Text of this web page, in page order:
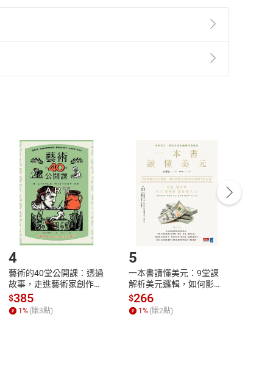
第2條第5款之規定，「非以有形媒介提供之數位
有形媒介提供之數位內容，消費者同意若訂購後
點選「瀏覽訂單明細」
「申請取消訂單/ 退
貨。
付款方式
Payment
完成訂單
Complete
號，下載書籍後看書
4
藝術的40堂公開課：透過
故事，走進藝術家創作現
場，看藝術如何誕生、如
何形塑人類生活【電子
書】
$385
1% (賺3點)
5
一本書讀懂美元：9堂課
解析美元邏輯，如何影響
全球經濟和每個人的投資
【電子書】
$266
1% (賺2點)